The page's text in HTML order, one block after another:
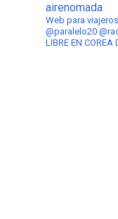
airenomada
Web para
@paralelo20
LIBRE EN COREA